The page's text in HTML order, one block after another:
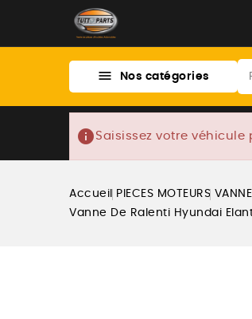
 Nos catégories
info Saisissez votre
Accueil PIECES MOTEURS
Vanne De Ralenti Hyundai